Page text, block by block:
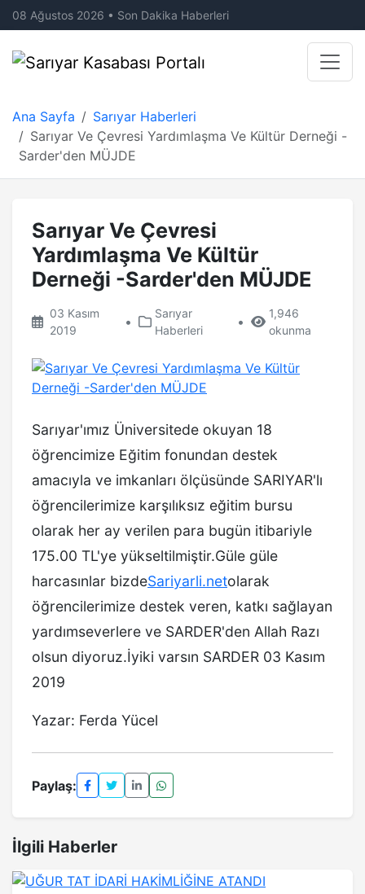
08 Ağustos 2026 • Son Dakika Haberleri
Ana Sayfa
Sarıyar Haberleri
Sarıyar Ve Çevresi Yardımlaşma Ve Kültür Derneği -
Sarder'den MÜJDE
Sarıyar Ve Çevresi
Yardımlaşma Ve Kültür
Derneği -Sarder'den MÜJDE
03 Kasım
2019
•
Sarıyar
Haberleri
•
1,946
okunma
Sarıyar'ımız Üniversitede okuyan 18
öğrencimize Eğitim fonundan destek
amacıyla ve imkanları ölçüsünde SARIYAR'lı
öğrencilerimize karşılıksız eğitim bursu
olarak her ay verilen para bugün itibariyle
175.00 TL'ye yükseltilmiştir.Güle güle
harcasınlar bizdeSariyarli.netolarak
öğrencilerimize destek veren, katkı sağlayan
yardımseverlere ve SARDER'den Allah Razı
olsun diyoruz.İyiki varsın SARDER 03 Kasım
2019
Yazar: Ferda Yücel
Paylaş:
İlgili Haberler